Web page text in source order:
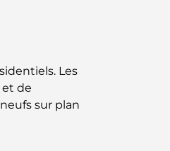
Les
de
sur plan